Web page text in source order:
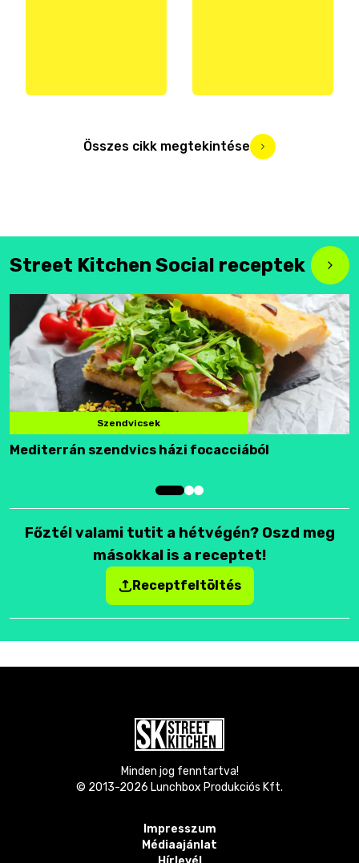
Összes cikk megtekintése
Street Kitchen Social receptek
Szendvicsek
Mediterrán szendvics házi focacciából
Főztél valami tutit a hétvégén? Oszd meg
másokkal is a receptet!
Receptfeltöltés
Minden jog fenntartva!
© 2013-2026 Lunchbox Produkciós Kft.
Impresszum
Médiaajánlat